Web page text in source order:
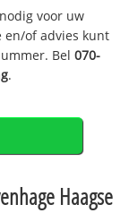
voor uw
en/of advies kunt
Bel070-
.
Haagse